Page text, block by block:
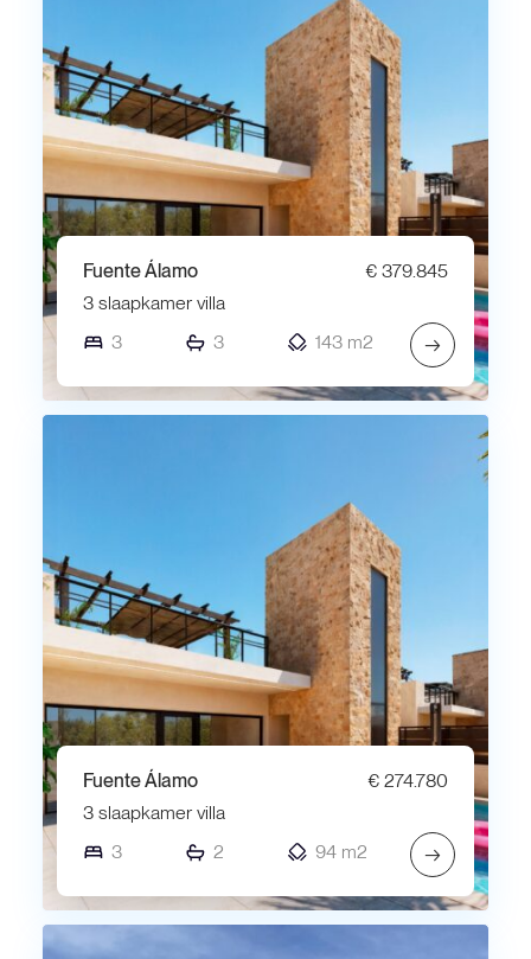
Fuente Álamo
€ 379.845
3 slaapkamer villa
3
3 143 m2 →
Fuente Álamo
€ 274.780
3 slaapkamer villa
3
2 94 m2 →